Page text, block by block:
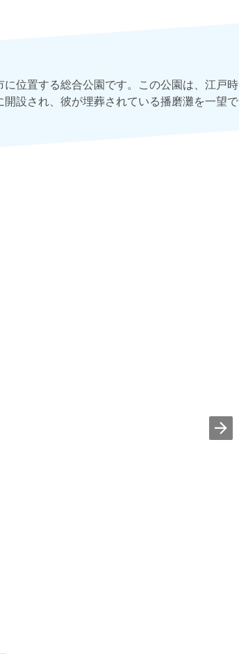
に位置する総合公園です。この公園は、江戸時
開設され、彼が埋葬されている播磨灘を一望で